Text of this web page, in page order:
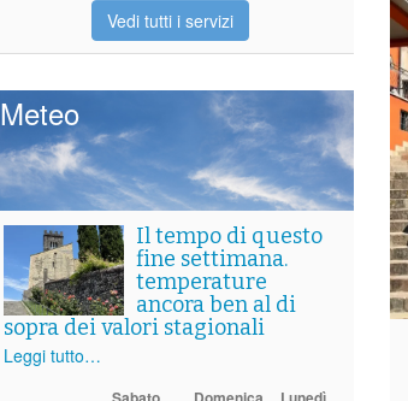
Vedi tutti i servizi
Meteo
Il tempo di questo
fine settimana.
temperature
ancora ben al di
sopra dei valori stagionali
Leggi tutto…